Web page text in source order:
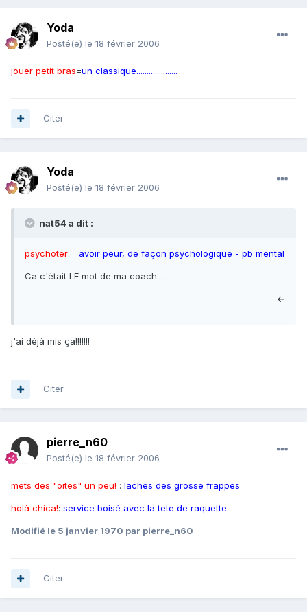
Yoda
Posté(e) le 18 février 2006
jouer petit bras=un classique....................
Citer
Yoda
Posté(e) le 18 février 2006
nat54 a dit :
psychoter = avoir peur, de façon psychologique - pb mental
Ca c'était LE mot de ma coach....
←
j'ai déjà mis ça!!!!!!!
Citer
pierre_n60
Posté(e) le 18 février 2006
mets des "oites" un peu! : laches des grosse frappes
holà chica!: service boisé avec la tete de raquette
Modifié le 5 janvier 1970 par pierre_n60
Citer